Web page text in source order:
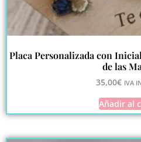
Placa Personalizada con
de las
35,00€ IVA
Añadir al